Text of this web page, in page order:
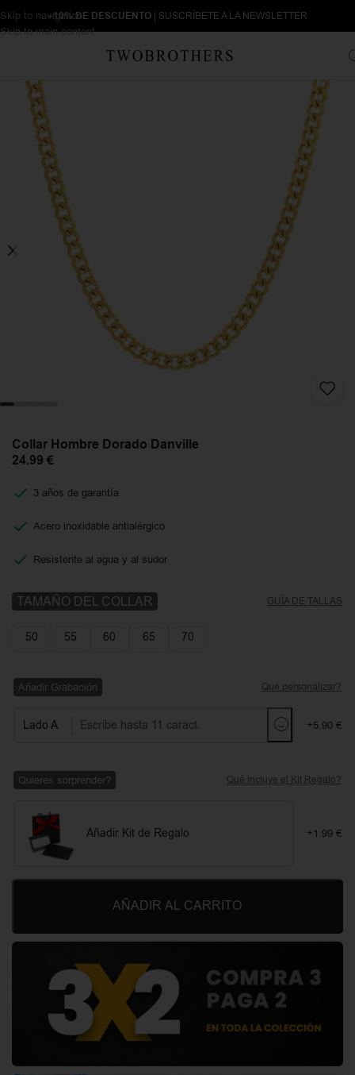
Skip to navigation
Skip to main content
+10% DE DESCUENTO | SUSCRÍBETE A LA NEWSLETTER
Collares de hombre
Collar Hombre Dorado Danville
24.99 €
3 años de garantía
Acero inoxidable antialérgico
Resistente al agua y al sudor
TAMAÑO DEL COLLAR GUÍA DE TALLAS
50 55 60 65 70
Añadir Grabación Qué personalizar?
Lado A +5.90 €
Quieres sorprender? Qué incluye el Kit Regalo?
Añadir Kit de Regalo +1.99 €
AÑADIR AL CARRITO